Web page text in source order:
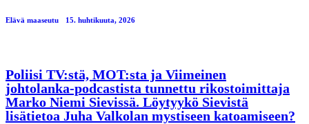
Elävä maaseutu 15. huhtikuuta, 2026
Poliisi TV:stä, MOT:sta ja Viimeinen
johtolanka-podcastista tunnettu rikostoimittaja
Marko Niemi Sievissä. Löytyykö Sievistä
lisätietoa Juha Valkolan mystiseen katoamiseen?